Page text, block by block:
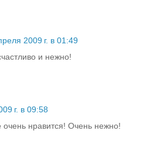
2009 г. в 01:49
и нежно!
г. в 09:58
нравится! Очень нежно!